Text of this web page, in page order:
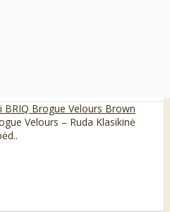
Brogue Velours Brown
Velours – Ruda Klasikinė